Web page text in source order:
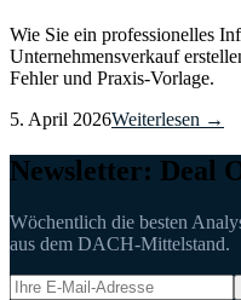
Wie Sie ein professionelles
Unternehmensverkauf
Fehler und Praxis-Vorlage.
5. April 2026Weiterlesen →
Newsletter: Deal
Wöchentlich die besten
aus dem DACH-Mittelstand.